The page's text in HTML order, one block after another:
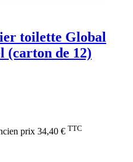
toilette Global
(carton de 12)
prix 34,40 € TTC